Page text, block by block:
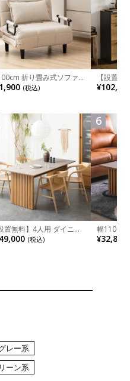
折り畳み式ソファ
ド コンパクト リクライ
グ カウチスタイル 省ス
(税込)
置無料】4人用 ダイニン
ーブルセット 5点 LUGA
ミックテーブル おしゃれ
(税込)
【設置
チンカウ
板 引き出
れ ウッデ
ル グレー
6
幅110cm
木目調 リ
付き 長方
¥32,800
レー系
ーン系